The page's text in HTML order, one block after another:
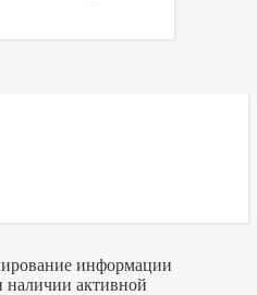
информации
наличии активной